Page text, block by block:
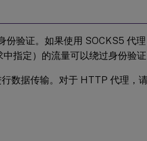
份验证。如果使用 SOCKS5 代
指定）的流量可以绕过身份验证
数据传输。对于 HTTP 代理，